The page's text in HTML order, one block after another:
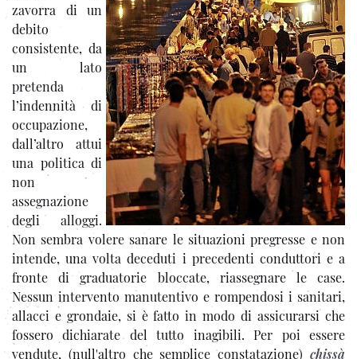
zavorra di un
debito
consistente, da
un lato
pretenda
l’indennità di
occupazione,
dall’altro attui
una politica di
non
assegnazione
degli alloggi.
Non sembra volere sanare le situazioni pregresse e non
intende, una volta deceduti i precedenti conduttori e a
fronte di graduatorie bloccate, riassegnare le case.
Nessun intervento manutentivo e rompendosi i sanitari,
allacci e grondaie, si è fatto in modo di assicurarsi che
fossero dichiarate del tutto inagibili. Per poi essere
vendute, (null'altro che semplice constatazione) chissà